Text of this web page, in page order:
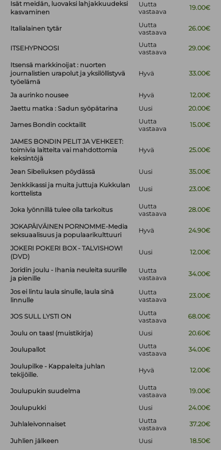
Isät meidän, luovaksi lahjakkuudeksi
kasvaminen
Uutta
vastaava
19.00€
Italialainen tytär
Uutta
vastaava
26.00€
ITSEHYPNOOSI
Uutta
vastaava
29.00€
Itsensä markkinoijat : nuorten
journalistien urapolut ja yksilöllistyvä
työelämä
Hyvä 33.00€
Ja aurinko nousee Hyvä
12.00€
Jaettu matka : Sadun syöpätarina
Uusi 20.00€
James Bondin cocktailit
Uutta
vastaava
15.00€
JAMES BONDIN PELIT JA VEHKEET:
toimivia laitteita vai mahdottomia
keksintöjä
Hyvä 25.00€
Jean Sibeliuksen pöydässä Uusi
35.00€
Jenkkikassi ja muita juttuja Kukkulan
korttelista
Uusi 23.00€
Joka lyönnillä tulee olla tarkoitus
Uutta
vastaava
28.00€
JOKAPÄIVÄINEN PORNOMME-Media
seksuaalisuus ja populaarikulttuuri
Hyvä 24.90€
JOKERI POKERI BOX - TALVISHOW!
(DVD)
Uusi 12.00€
Joridin joulu - Ihania neuleita suurille
ja pienille
Uutta
vastaava
34.00€
Jos ei lintu laula sinulle, laula sinä
linnulle
Uutta
vastaava
23.00€
JOS SULL LYSTI ON
Uutta
vastaava
68.00€
Joulu on taas! (muistikirja) Uusi 20.60€
Joulupallot
Uutta
vastaava
34.00€
Joulupilke - Kappaleita juhlan
tekijöille.
Hyvä 12.00€
Joulupukin suudelma
Uutta
vastaava
19.00€
Joulupukki Uusi 24.00€
Juhlaleivonnaiset
Uutta
vastaava
37.20€
Juhlien jälkeen Uusi
18.50€